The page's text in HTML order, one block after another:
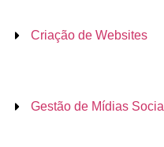
Criação de Websites
Gestão de Mídias